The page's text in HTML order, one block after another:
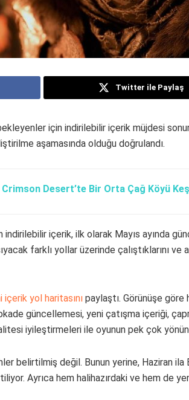
Twitter ile Paylaş
için indirilebilir içerik müjdesi
aşamasında olduğu doğrulandı.
Crimson Desert’te Bir Orta Çağ Köyü
içerik, ilk olarak Mayıs ayında
farklı yollar üzerinde çalıştıklarını ve
içerik yol haritasını paylaştı. Görünüşe göre
güncellemesi, yeni çatışma içeriği,
iyileştirmeleri ile oyunun pek çok
belirtilmiş değil. Bunun yerine, Haziran ila
Ayrıca hem halihazırdaki ve hem de